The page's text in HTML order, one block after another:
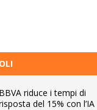
BBVA riduce i tempi di
del 15% con l’IA